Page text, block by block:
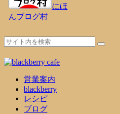
にほ
んブログ村
営業案内
blackberry
レシピ
ブログ